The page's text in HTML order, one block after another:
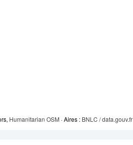
Humanitarian OSM · Aires : BNLC / data.gouv.fr